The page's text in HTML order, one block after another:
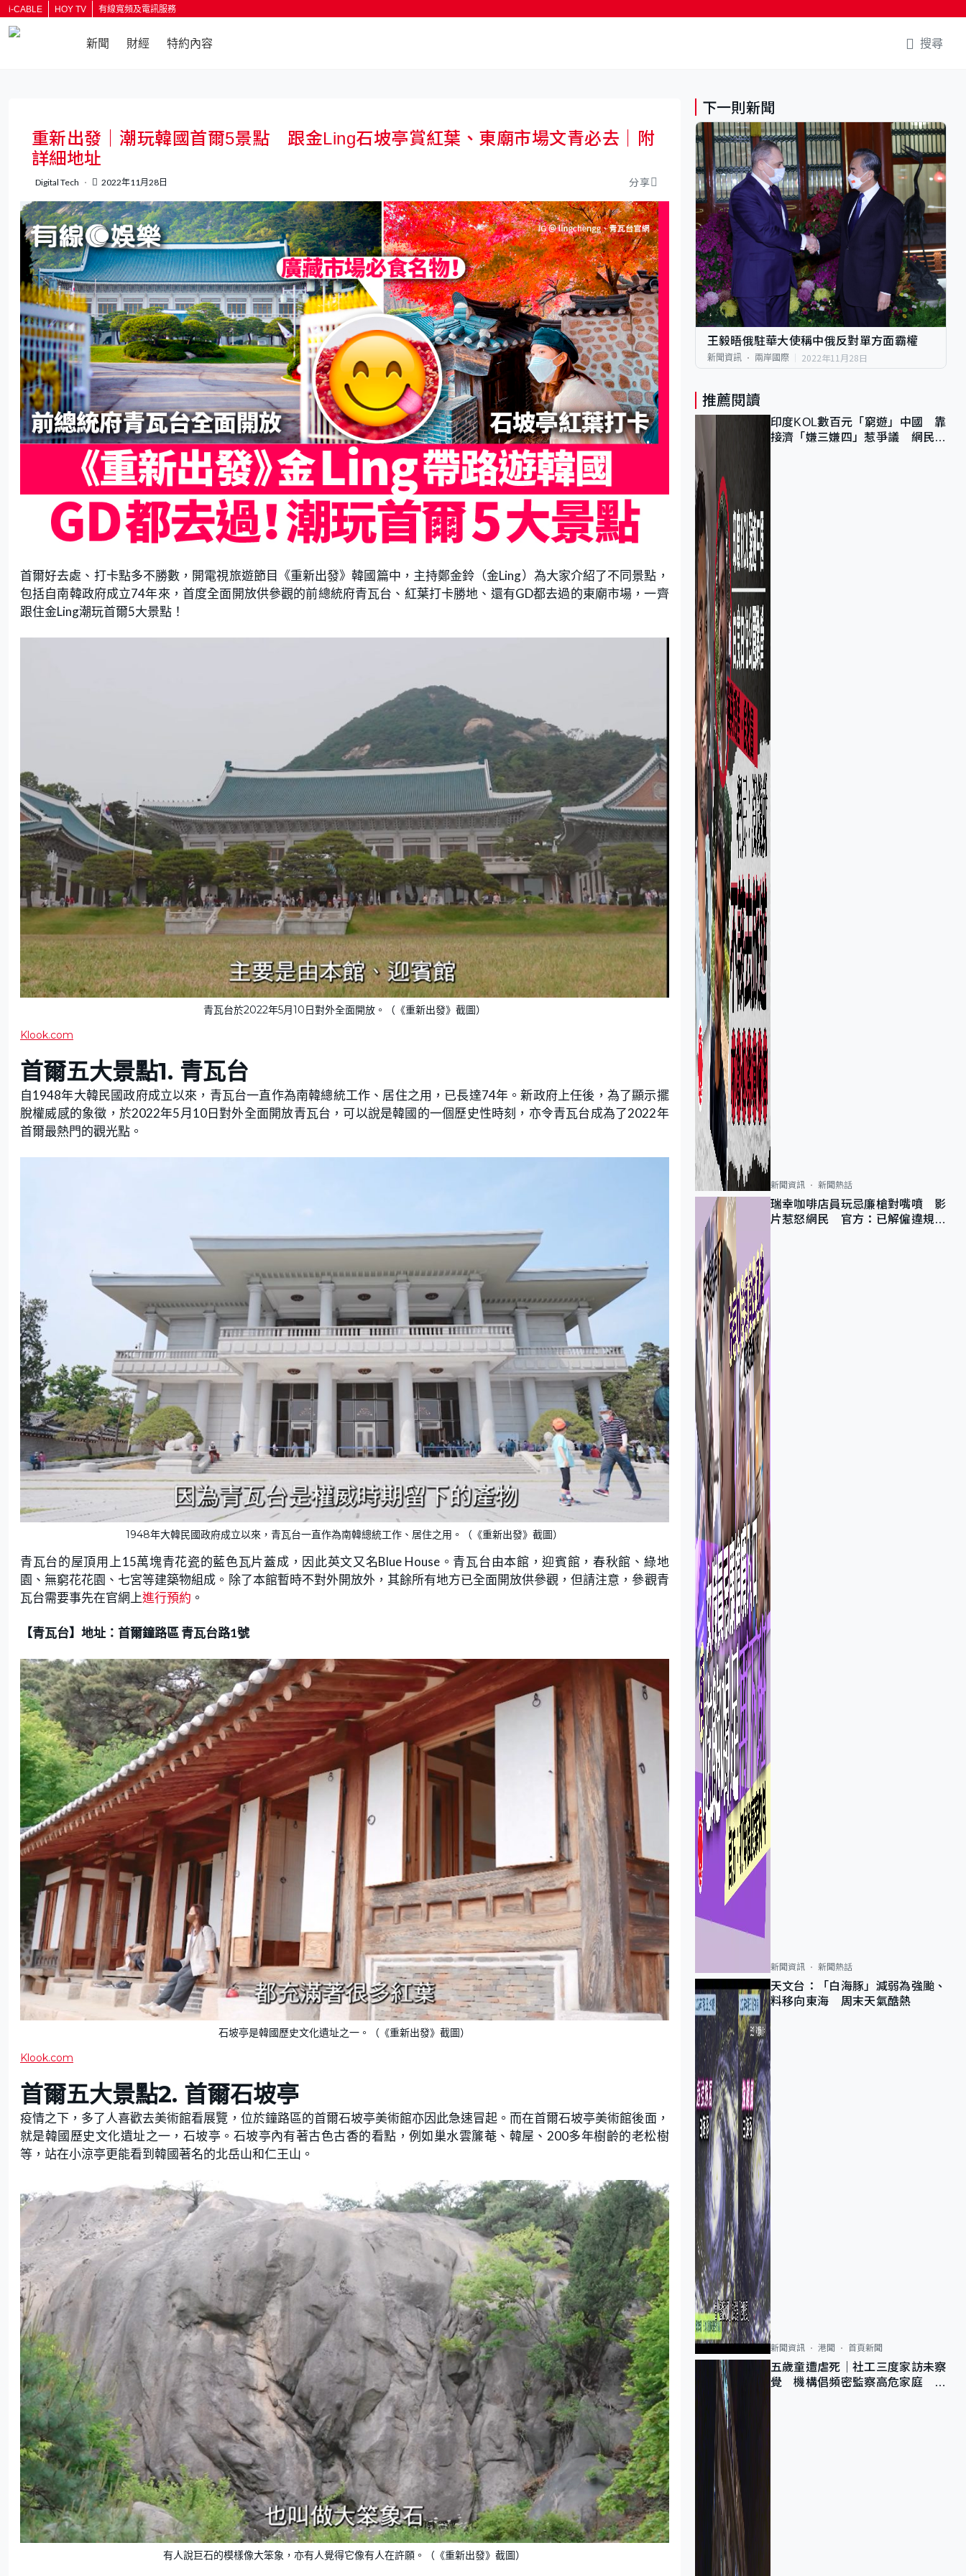
i-CABLE HOY TV 有線寬頻及電訊服務
新聞 財經 特約內容 搜尋
重新出發｜潮玩韓國首爾5景點 跟金Ling石坡亭賞紅葉、東廟市場文青必去｜附
詳細地址
Digital Tech 2022年11月28日 分享
首爾好去處、打卡點多不勝數，開電視旅遊節目《重新出發》韓國篇中，主持鄭金鈴（金Ling）為大家介紹了不同景點，
包括自南韓政府成立74年來，首度全面開放供參觀的前總統府青瓦台、紅葉打卡勝地、還有GD都去過的東廟市場，一齊
跟住金Ling潮玩首爾5大景點！
青瓦台於2022年5月10日對外全面開放。（《重新出發》截圖）
Klook.com
首爾五大景點1. 青瓦台
自1948年大韓民國政府成立以來，青瓦台一直作為南韓總統工作、居住之用，已長達74年。新政府上任後，為了顯示擺
脫權威感的象徵，於2022年5月10日對外全面開放青瓦台，可以說是韓國的一個歷史性時刻，亦令青瓦台成為了2022年
首爾最熱門的觀光點。
1948年大韓民國政府成立以來，青瓦台一直作為南韓總統工作、居住之用。（《重新出發》截圖）
青瓦台的屋頂用上15萬塊青花瓷的藍色瓦片蓋成，因此英文又名Blue House。青瓦台由本館，迎賓館，春秋館、綠地
園、無窮花花園、七宮等建築物組成。除了本館暫時不對外開放外，其餘所有地方已全面開放供參觀，但請注意，參觀青
瓦台需要事先在官網上進行預約 。
【青瓦台】地址：首爾鐘路區 青瓦台路1號
石坡亭是韓國歷史文化遺址之一。（《重新出發》截圖）
Klook.com
首爾五大景點2. 首爾石坡亭
疫情之下，多了人喜歡去美術館看展覽，位於鐘路區的首爾石坡亭美術館亦因此急速冒起。而在首爾石坡亭美術館後面，
就是韓國歷史文化遺址之一，石坡亭。石坡亭內有著古色古香的看點，例如巢水雲簾菴、韓屋、200多年樹齡的老松樹
等，站在小涼亭更能看到韓國著名的北岳山和仁王山。
有人說巨石的模樣像大笨象，亦有人覺得它像有人在許願。（《重新出發》截圖）
下一則新聞
王毅晤俄駐華大使稱中俄反對單方面霸權
新聞資訊 兩岸國際 2022年11月28日
推薦閱讀
印度KOL數百元「窮遊」中國 靠
接濟「嫌三嫌四」惹爭議 網民：
新聞資訊 新聞熱話
瑞幸咖啡店員玩忌廉槍對嘴噴 影
片惹怒網民 官方：已解僱違規員
新聞資訊 新聞熱話
天文台：「白海豚」減弱為強颱、
料移向東海 周末天氣酷熱
新聞資訊 港聞 首頁新聞
五歲童遭虐死｜社工三度家訪未察
覺 機構倡頻密監察高危家庭 管